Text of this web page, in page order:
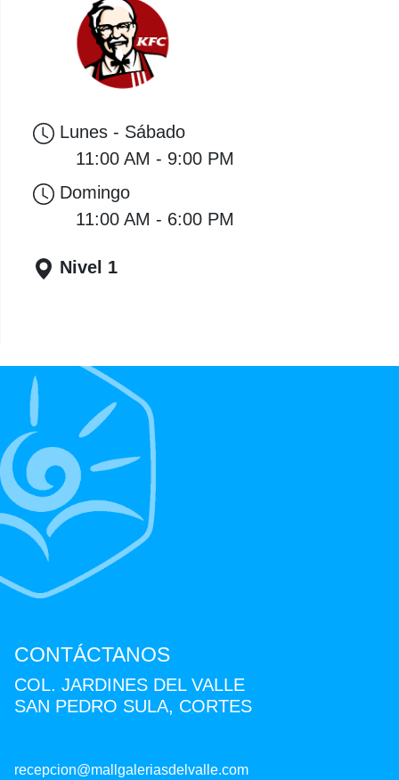
Lunes - Sábado
11:00 AM - 9:00 PM
Domingo
11:00 AM - 6:00 PM
Nivel 1
CONTÁCTANOS
COL. JARDINES DEL VALLE
SAN PEDRO SULA, CORTES
recepcion@mallgaleriasdelvalle.com